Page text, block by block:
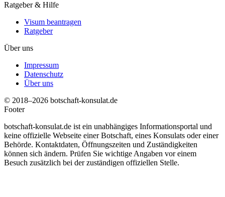
Ratgeber & Hilfe
Visum beantragen
Ratgeber
Über uns
Impressum
Datenschutz
Über uns
© 2018–2026 botschaft-konsulat.de
Footer
botschaft-konsulat.de ist ein unabhängiges Informationsportal und
keine offizielle Webseite einer Botschaft, eines Konsulats oder einer
Behörde. Kontaktdaten, Öffnungszeiten und Zuständigkeiten
können sich ändern. Prüfen Sie wichtige Angaben vor einem
Besuch zusätzlich bei der zuständigen offiziellen Stelle.